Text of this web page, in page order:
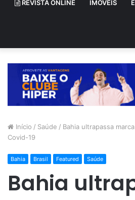
REVISTA ONLINE IMÓVEIS
Início / Saúde / Bahia ultrapassa
Covid-19
Bahia Brasil Featured Saúde
Bahia